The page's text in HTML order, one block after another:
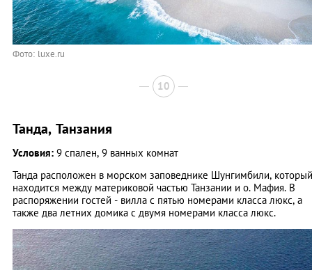
Фото: luxe.ru
10
Танда, Танзания
Условия: 9 спален, 9 ванных комнат
Танда расположен в морском заповеднике Шунгимбили, который
находится между материковой частью Танзании и о. Мафия. В
распоряжении гостей - вилла с пятью номерами класса люкс, а
также два летних домика с двумя номерами класса люкс.